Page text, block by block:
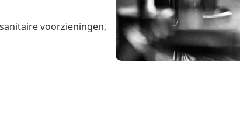
voorzieningen,